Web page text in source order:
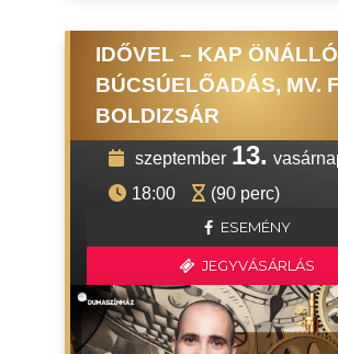
IDŐVEL – KAP
BÚCSÚELŐADÁS, MV.
BOLDIZSÁR
szeptember 13.
18:00
(90 perc)
ESEMÉNY
JEGYVÁSÁRLÁS